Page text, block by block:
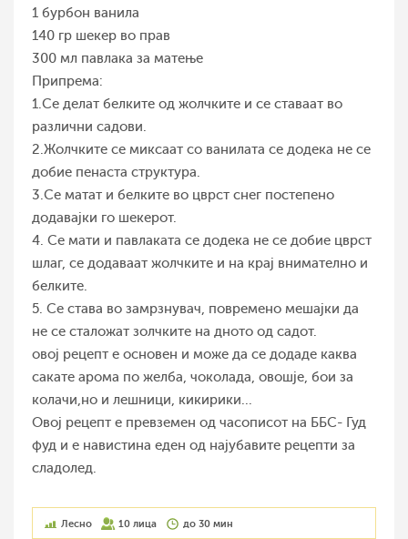
1 бурбон ванила
140 гр шекер во прав
300 мл павлака за матење
Припрема:
1.Се делат белките од жолчките и се ставаат во
различни садови.
2.Жолчките се миксаат со ванилата се додека не се
добие пенаста структура.
3.Се матат и белките во цврст снег постепено
додавајки го шекерот.
4. Се мати и павлаката се додека не се добие цврст
шлаг, се додаваат жолчките и на крај внимателно и
белките.
5. Се става во замрзнувач, повремено мешајки да
не се сталожат золчките на дното од садот.
овој рецепт е основен и може да се додаде каква
сакате арома по желба, чоколада, овошје, бои за
колачи,но и лешници, кикирики...
Овој рецепт е превземен од часописот на ББС- Гуд
фуд и е навистина еден од најубавите рецепти за
сладолед.
Лесно 10 лица до 30 мин